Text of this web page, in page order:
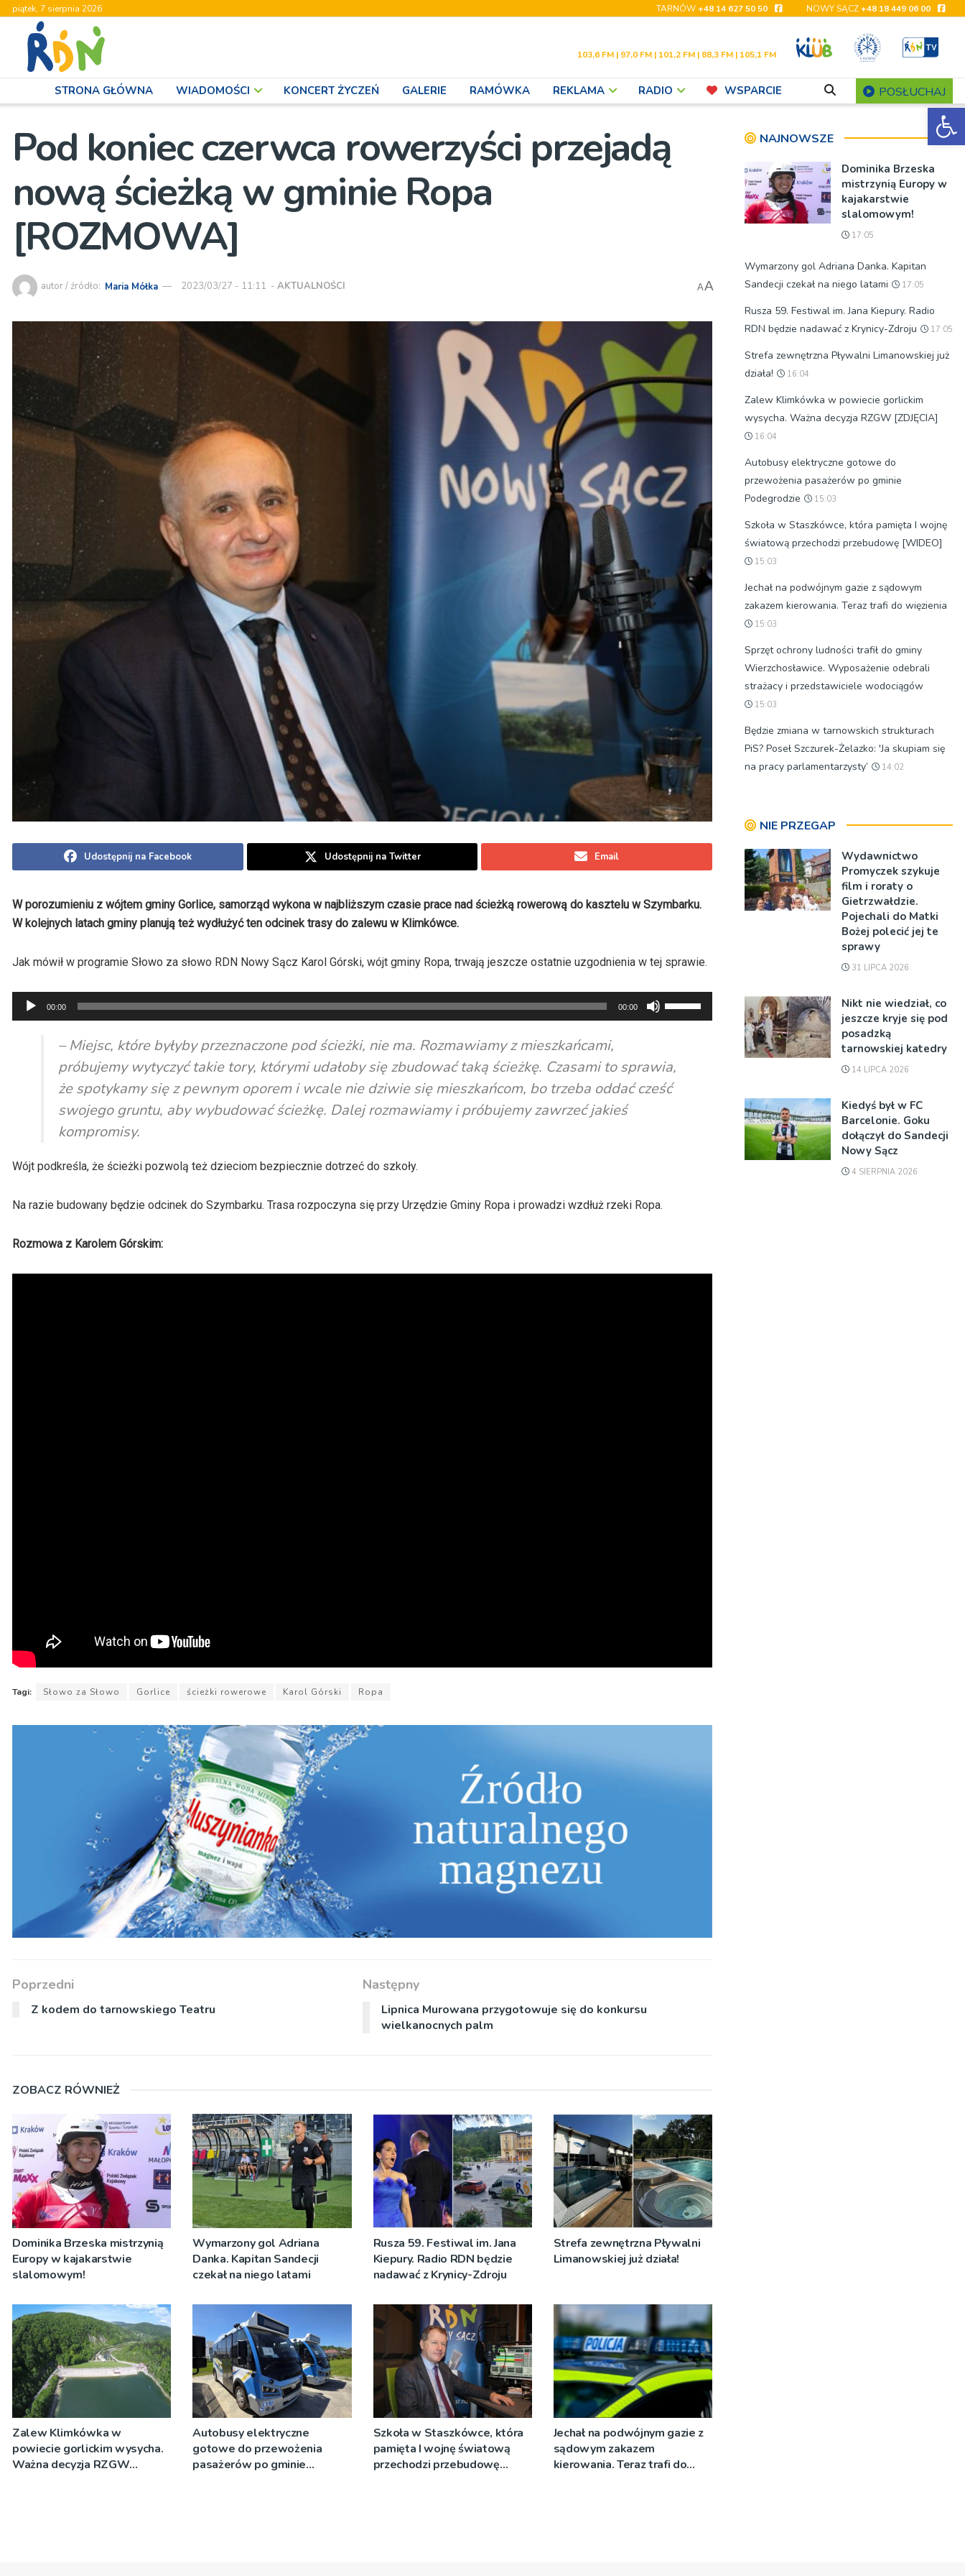
piątek, 7 sierpnia 2026 TARNÓW+48 14 627 50 50 NOWY SĄCZ+48 18 449 06 00
103,6 FM | 97,0 FM | 101,2 FM | 88,3 FM | 105,1 FM
STRONA GŁÓWNA WIADOMOŚCI KONCERT ŻYCZEŃ GALERIE RAMÓWKA REKLAMA RADIO WSPARCIE POSŁUCHAJ
Pod koniec czerwca rowerzyści przejadą
nową ścieżką w gminie Ropa
[ROZMOWA]
autor / źródło: Maria Mółka 2023/03/27 - 11:11 - AKTUALNOŚCI AA
Udostępnij na Facebook Udostępnij na Twitter Email
W porozumieniu z wójtem gminy Gorlice, samorząd wykona w najbliższym czasie prace nad ścieżką rowerową do kasztelu w Szymbarku.
W kolejnych latach gminy planują też wydłużyć ten odcinek trasy do zalewu w Klimkówce.
Jak mówił w programie Słowo za słowo RDN Nowy Sącz Karol Górski, wójt gminy Ropa, trwają jeszcze ostatnie uzgodnienia w tej sprawie.
Odtwarzacz
plików
dźwiękowych
00:00 00:00
strzałek
oraz
do
– Miejsc, które byłyby przeznaczone pod ścieżki, nie ma. Rozmawiamy z mieszkańcami,
próbujemy wytyczyć takie tory, którymi udałoby się zbudować taką ścieżkę. Czasami to sprawia,
że spotykamy się z pewnym oporem i wcale nie dziwie się mieszkańcom, bo trzeba oddać cześć
swojego gruntu, aby wybudować ścieżkę. Dalej rozmawiamy i próbujemy zawrzeć jakieś
kompromisy.
Wójt podkreśla, że ścieżki pozwolą też dzieciom bezpiecznie dotrzeć do szkoły.
Na razie budowany będzie odcinek do Szymbarku. Trasa rozpoczyna się przy Urzędzie Gminy Ropa i prowadzi wzdłuż rzeki Ropa.
Rozmowa z Karolem Górskim:
Tagi: Słowo za Słowo Gorlice ścieżki rowerowe Karol Górski Ropa
Poprzedni
Z kodem do tarnowskiego Teatru
Następny
Lipnica Murowana przygotowuje się do konkursu
wielkanocnych palm
ZOBACZ RÓWNIEŻ
Dominika Brzeska mistrzynią
Europy w kajakarstwie
slalomowym!
Wymarzony gol Adriana
Danka. Kapitan Sandecji
czekał na niego latami
Rusza 59. Festiwal im. Jana
Kiepury. Radio RDN będzie
nadawać z Krynicy-Zdroju
Strefa zewnętrzna Pływalni
Limanowskiej już działa!
Zalew Klimkówka w
powiecie gorlickim wysycha.
Ważna decyzja RZGW
Autobusy elektryczne
gotowe do przewożenia
pasażerów po gminie
Szkoła w Staszkówce, która
pamięta I wojnę światową
przechodzi przebudowę
Jechał na podwójnym gazie z
sądowym zakazem
kierowania. Teraz trafi do
NAJNOWSZE
Dominika Brzeska
mistrzynią Europy w
kajakarstwie
slalomowym!
17:05
Wymarzony gol Adriana Danka. Kapitan
Sandecji czekał na niego latami
17:05
Rusza 59. Festiwal im. Jana Kiepury. Radio
RDN będzie nadawać z Krynicy-Zdroju
17:05
Strefa zewnętrzna Pływalni Limanowskiej już
działa!
16:04
Zalew Klimkówka w powiecie gorlickim
wysycha. Ważna decyzja RZGW [ZDJĘCIA]
16:04
Autobusy elektryczne gotowe do
przewożenia pasażerów po gminie
Podegrodzie
15:03
Szkoła w Staszkówce, która pamięta I wojnę
światową przechodzi przebudowę [WIDEO]
15:03
Jechał na podwójnym gazie z sądowym
zakazem kierowania. Teraz trafi do więzienia
15:03
Sprzęt ochrony ludności trafił do gminy
Wierzchosławice. Wyposażenie odebrali
strażacy i przedstawiciele wodociągów
15:03
Będzie zmiana w tarnowskich strukturach
PiS? Poseł Szczurek-Żelazko: 'Ja skupiam się
na pracy parlamentarzysty’
14:02
NIE PRZEGAP
Wydawnictwo
Promyczek szykuje
film i roraty o
Gietrzwałdzie.
Pojechali do Matki
Bożej polecić jej te
sprawy
31 LIPCA 2026
Nikt nie wiedział, co
jeszcze kryje się pod
posadzką
tarnowskiej katedry
14 LIPCA 2026
Kiedyś był w FC
Barcelonie. Goku
dołączył do Sandecji
Nowy Sącz
4 SIERPNIA 2026